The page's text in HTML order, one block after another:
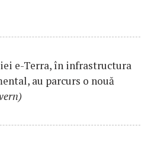
e-Terra, în infrastructura
au parcurs o nouă